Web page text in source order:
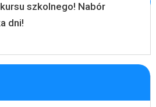
szkolnego! Nabór
dni!